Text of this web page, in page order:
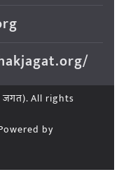
जगत). All rights
by